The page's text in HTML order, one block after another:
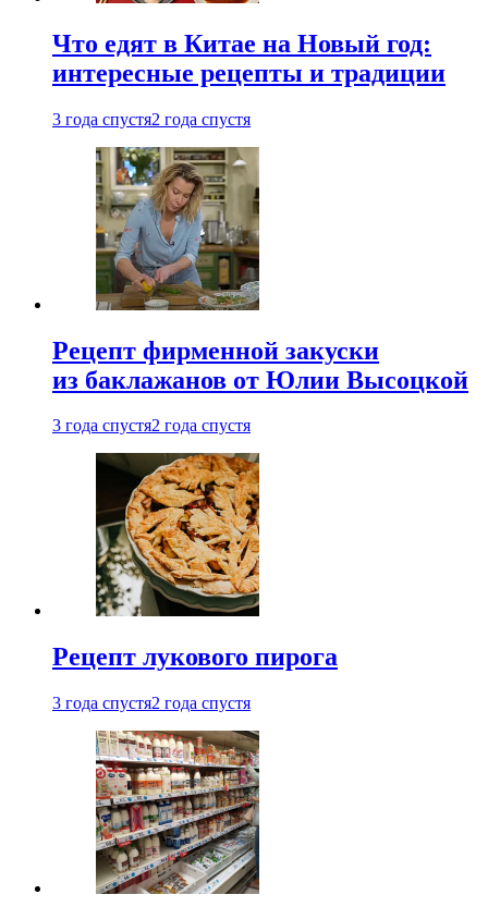
Что едят в Китае на Новый год:
интересные рецепты и традиции
3 года спустя2 года спустя
Рецепт фирменной закуски
из баклажанов от Юлии Высоцкой
3 года спустя2 года спустя
Рецепт лукового пирога
3 года спустя2 года спустя